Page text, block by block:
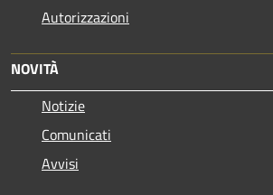
Autorizzazioni
NOVITÀ
Notizie
Comunicati
Avvisi